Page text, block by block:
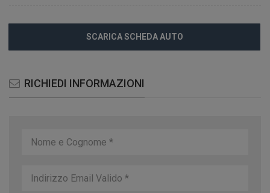
SCARICA SCHEDA AUTO
RICHIEDI INFORMAZIONI